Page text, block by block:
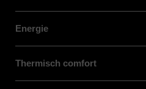
Energie
Thermisch comfort